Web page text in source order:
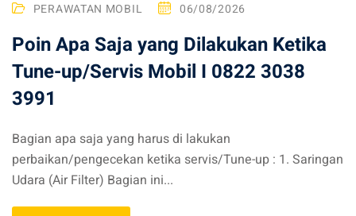
PERAWATAN MOBIL 06/08/2026
Poin Apa Saja yang Dilakukan Ketika
Tune-up/Servis Mobil I 0822 3038
3991
Bagian apa saja yang harus di lakukan
perbaikan/pengecekan ketika servis/Tune-up : 1. Saringan
Udara (Air Filter) Bagian ini...